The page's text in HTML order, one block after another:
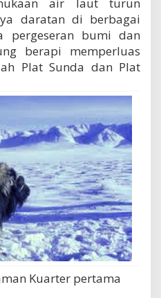
daratan di berbagai
pergeseran bumi dan
berapi memperluas
Plat Sunda dan Plat
Kuarter pertama